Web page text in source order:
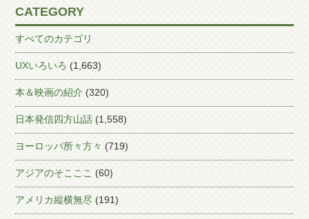
CATEGORY
すべてのカテゴリ
UXいろいろ (1,663)
本＆映画の紹介 (320)
日本発信四方山話 (1,558)
ヨーロッパ所々方々 (719)
アジアのそこここ (60)
アメリカ縦横無尽 (191)